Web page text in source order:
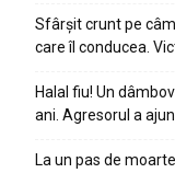
Sfârșit crunt pe
care îl conducea.
Halal fiu! Un
ani. Agresorul a
La un pas de